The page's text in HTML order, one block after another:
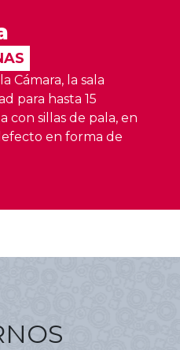
Cámara, la sala
para hasta 15
con sillas de pala, en
en forma de